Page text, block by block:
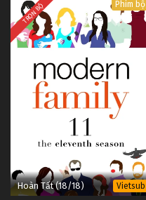
TRỌN BỘ Phim bộ
Hoàn Tất (18/18) Vietsub